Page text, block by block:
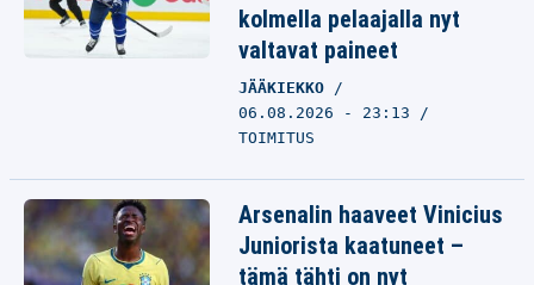
kolmella pelaajalla nyt
valtavat paineet
JÄÄKIEKKO
06.08.2026 - 23:13
TOIMITUS
Arsenalin haaveet Vinicius
Juniorista kaatuneet –
tämä tähti on nyt